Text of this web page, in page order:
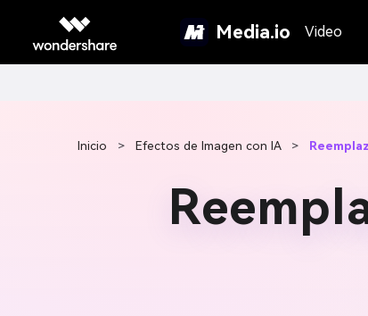
Media.io Video
Inicio > Efectos de Imagen con IA >